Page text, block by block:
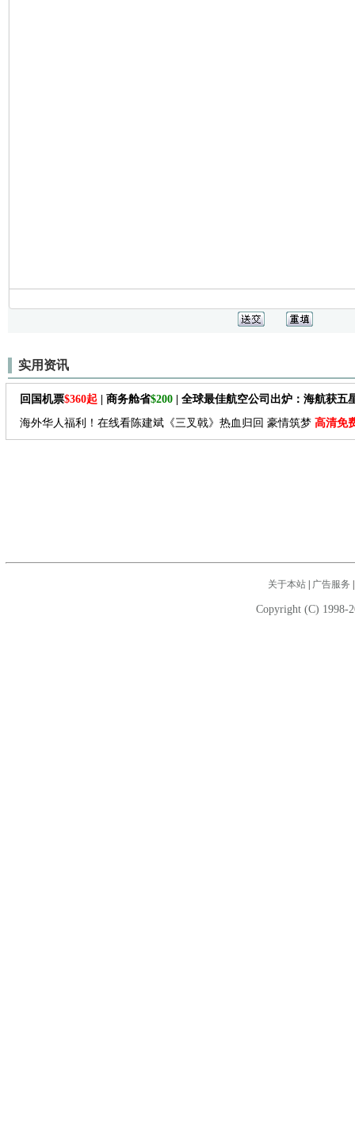
实用资讯
回国机票$360起 | 商务舱省$200 | 全球最佳航空公司出炉：海航获五
海外华人福利！在线看陈建斌《三叉戟》热血归回 豪情筑梦 高清免
关于本站| 广告服务
Copyright (C) 1998-